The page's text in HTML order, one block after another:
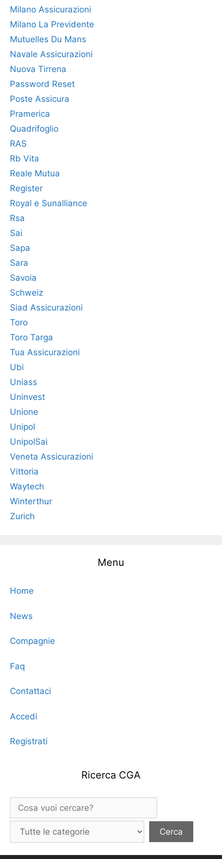
Milano Assicurazioni
Milano La Previdente
Mutuelles Du Mans
Navale Assicurazioni
Nuova Tirrena
Password Reset
Poste Assicura
Pramerica
Quadrifoglio
RAS
Rb Vita
Reale Mutua
Register
Royal e Sunalliance
Rsa
Sai
Sapa
Sara
Savoia
Schweiz
Siad Assicurazioni
Toro
Toro Targa
Tua Assicurazioni
Ubi
Uniass
Uninvest
Unione
Unipol
UnipolSai
Veneta Assicurazioni
Vittoria
Waytech
Winterthur
Zurich
Menu
Home
News
Compagnie
Faq
Contattaci
Accedi
Registrati
Ricerca CGA